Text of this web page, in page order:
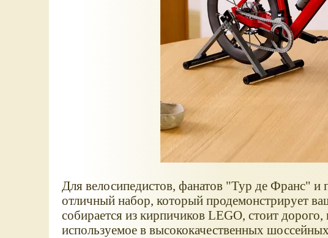
Для велосипедистов, фанатов "Тур де Франс"
отличный набор, который продемонстрирует
собирается из кирпичиков LEGO, стоит
используемое в высококачественных